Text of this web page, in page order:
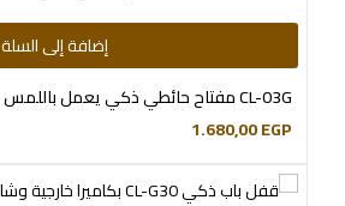
إضافة إلى السلة
CL-03G مفتاح حائطي ذكي يعمل باللمس (3 مفاتيح)
1.680,00EGP